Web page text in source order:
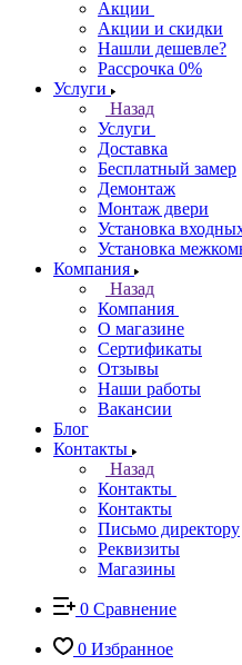
Акции
Акции и скидки
Нашли дешевле?
Рассрочка 0%
Услуги
Назад
Услуги
Доставка
Бесплатный замер
Демонтаж
Монтаж двери
Установка
Установка
Компания
Назад
Компания
О магазине
Сертификаты
Отзывы
Наши работы
Вакансии
Блог
Контакты
Назад
Контакты
Контакты
Письмо директору
Реквизиты
Магазины
0 Сравнение
0 Избранное